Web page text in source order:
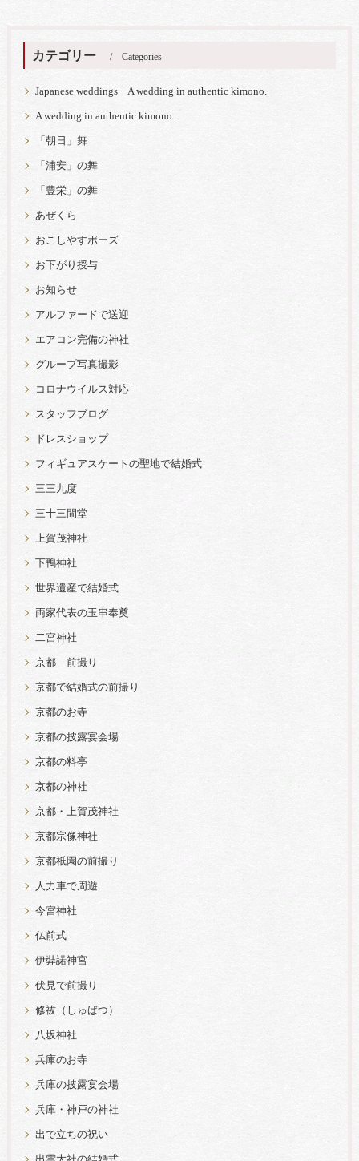
カテゴリー Categories
Japanese weddings A wedding in authentic kimono.
A wedding in authentic kimono.
「朝日」舞
「浦安」の舞
「豊栄」の舞
あぜくら
おこしやすポーズ
お下がり授与
お知らせ
アルファードで送迎
エアコン完備の神社
グループ写真撮影
コロナウイルス対応
スタッフブログ
ドレスショップ
フィギュアスケートの聖地で結婚式
三三九度
三十三間堂
上賀茂神社
下鴨神社
世界遺産で結婚式
両家代表の玉串奉奠
二宮神社
京都 前撮り
京都で結婚式の前撮り
京都のお寺
京都の披露宴会場
京都の料亭
京都の神社
京都・上賀茂神社
京都宗像神社
京都祇園の前撮り
人力車で周遊
今宮神社
仏前式
伊弉諾神宮
伏見で前撮り
修祓（しゅばつ）
八坂神社
兵庫のお寺
兵庫の披露宴会場
兵庫・神戸の神社
出で立ちの祝い